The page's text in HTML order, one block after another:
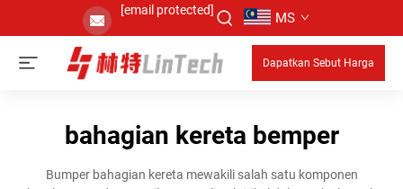
[email protected] MS
Dapatkan Sebut Harga
bahagian kereta bemper
Bumper bahagian kereta mewakili salah satu komponen